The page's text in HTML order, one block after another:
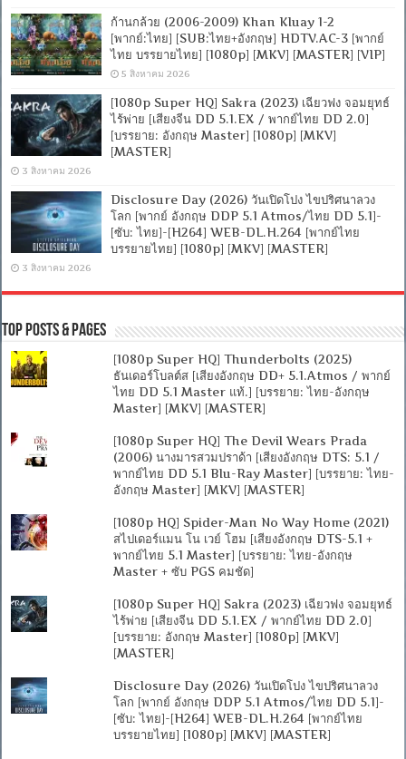
ก้านกล้วย (2006-2009) Khan Kluay 1-2
[พากย์:ไทย] [SUB:ไทย+อังกฤษ] HDTV.AC-3 [พากย์
ไทย บรรยายไทย] [1080p] [MKV] [MASTER] [VIP]
5 สิงหาคม 2026
[1080p Super HQ] Sakra (2023) เฉียวฟง จอมยุทธ์
ไร้พ่าย [เสียงจีน DD 5.1.EX / พากย์ไทย DD 2.0]
[บรรยาย: อังกฤษ Master] [1080p] [MKV]
[MASTER]
3 สิงหาคม 2026
Disclosure Day (2026) วันเปิดโปง ไขปริศนาลวง
โลก [พากย์ อังกฤษ DDP 5.1 Atmos/ไทย DD 5.1]-
[ซับ: ไทย]-[H264] WEB-DL.H.264 [พากย์ไทย
บรรยายไทย] [1080p] [MKV] [MASTER]
3 สิงหาคม 2026
Top Posts & Pages
[1080p Super HQ] Thunderbolts (2025)
ธันเดอร์โบลต์ส [เสียงอังกฤษ DD+ 5.1.Atmos / พากย์
ไทย DD 5.1 Master แท้.] [บรรยาย: ไทย-อังกฤษ
Master] [MKV] [MASTER]
[1080p Super HQ] The Devil Wears Prada
(2006) นางมารสวมปราด้า [เสียงอังกฤษ DTS: 5.1 /
พากย์ไทย DD 5.1 Blu-Ray Master] [บรรยาย: ไทย-
อังกฤษ Master] [MKV] [MASTER]
[1080p HQ] Spider-Man No Way Home (2021)
สไปเดอร์แมน โน เวย์ โฮม [เสียงอังกฤษ DTS-5.1 +
พากย์ไทย 5.1 Master] [บรรยาย: ไทย-อังกฤษ
Master + ซับ PGS คมชัด]
[1080p Super HQ] Sakra (2023) เฉียวฟง จอมยุทธ์
ไร้พ่าย [เสียงจีน DD 5.1.EX / พากย์ไทย DD 2.0]
[บรรยาย: อังกฤษ Master] [1080p] [MKV]
[MASTER]
Disclosure Day (2026) วันเปิดโปง ไขปริศนาลวง
โลก [พากย์ อังกฤษ DDP 5.1 Atmos/ไทย DD 5.1]-
[ซับ: ไทย]-[H264] WEB-DL.H.264 [พากย์ไทย
บรรยายไทย] [1080p] [MKV] [MASTER]